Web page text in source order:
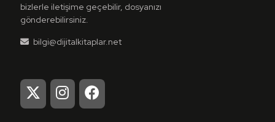
bizlerle iletişime geçebilir, dosyanızı
gönderebilirsiniz.
bilgi@dijitalkitaplar.net